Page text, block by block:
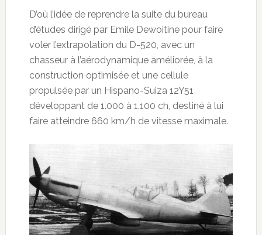
D’où l’idée de reprendre la suite du bureau
d’études dirigé par Emile Dewoitine pour faire
voler l’extrapolation du D-520, avec un
chasseur à l’aérodynamique améliorée, à la
construction optimisée et une cellule
propulsée par un Hispano-Suiza 12Y51
développant de 1.000 à 1.100 ch, destiné à lui
faire atteindre 660 km/h de vitesse maximale.